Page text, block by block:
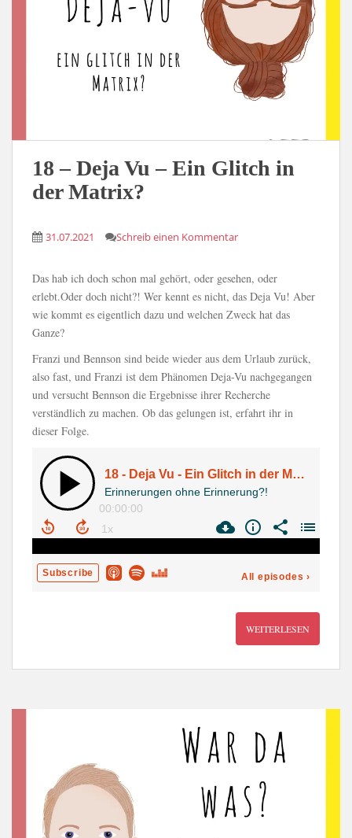
18 – Deja Vu – Ein Glitch in
der Matrix?
31.07.2021 Schreib einen Kommentar
Das hab ich doch schon mal gehört, oder gesehen, oder
erlebt.Oder doch nicht?! Wer kennt es nicht, das Deja Vu! Aber
wie kommt es eigentlich dazu und welchen Zweck hat das
Ganze?
Franzi und Bennson sind beide wieder aus dem Urlaub zurück,
also fast, und Franzi ist dem Phänomen Deja-Vu nachgegangen
und versucht Bennson die Ergebnisse ihrer Recherche
verständlich zu machen. Ob das gelungen ist, erfahrt ihr in
dieser Folge.
WEITERLESEN